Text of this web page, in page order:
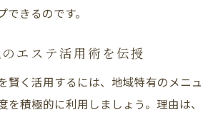
きるのです。
エステ活用術を伝授
賢く活用するには、地域特有のメニュ
を積極的に利用しましょう。理由は、